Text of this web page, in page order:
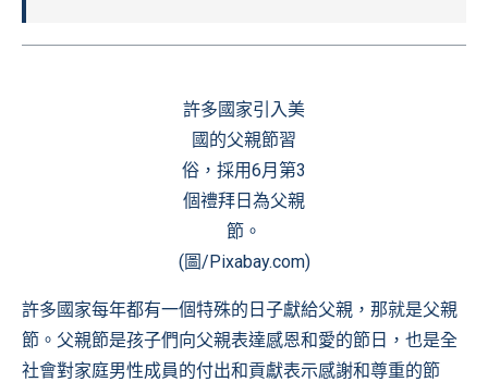
許多國家引入美
國的父親節習
俗，採用6月第3
個禮拜日為父親
節。
(圖/Pixabay.com)
許多國家每年都有一個特殊的日子獻給父親，那就是父親
節。父親節是孩子們向父親表達感恩和愛的節日，也是全
社會對家庭男性成員的付出和貢獻表示感謝和尊重的節